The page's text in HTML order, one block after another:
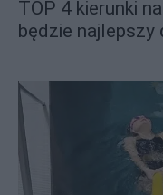
TOP 4 kierunki
będzie najlepszy